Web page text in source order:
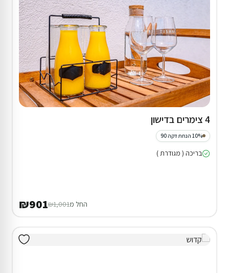
4 צימרים בדישון
10% הנחת דקה 90
בריכה ( מגודרת )
החל מ₪1,001
₪901